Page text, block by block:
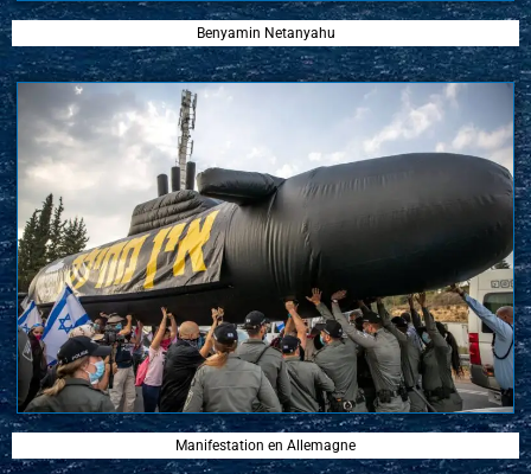
Benyamin Netanyahu
Manifestation en Allemagne